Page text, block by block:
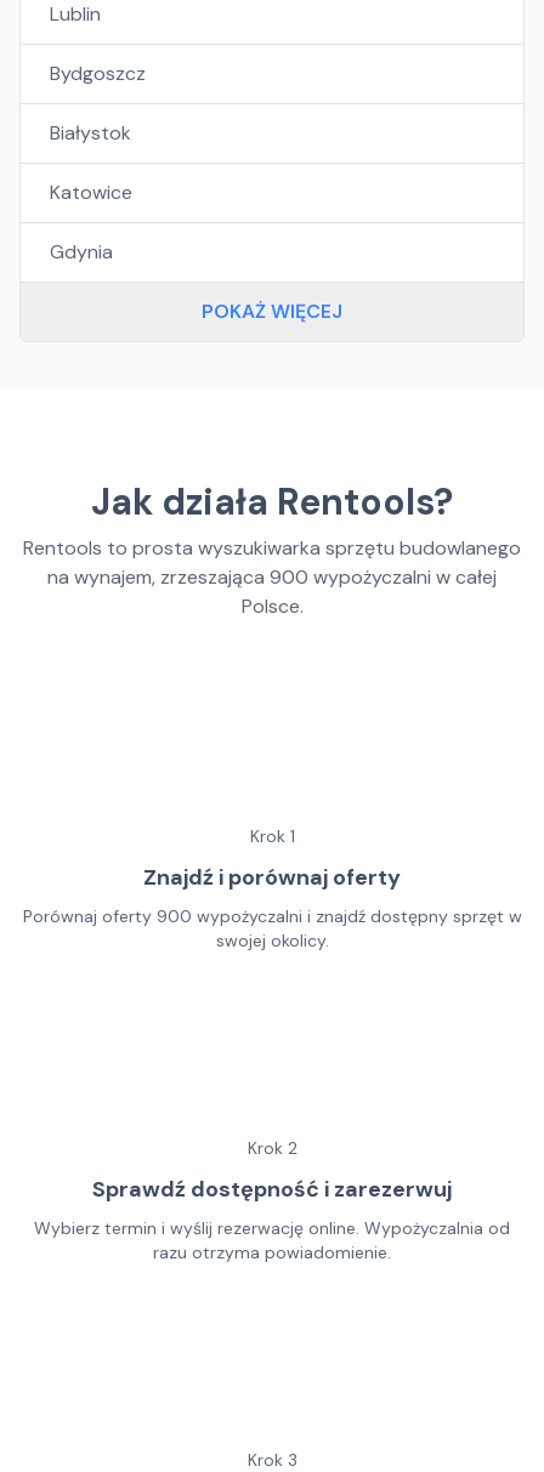
Lublin
Bydgoszcz
Białystok
Katowice
Gdynia
POKAŻ WIĘCEJ
Jak działa Rentools?
Rentools to prosta wyszukiwarka sprzętu budowlanego
na wynajem, zrzeszająca 900 wypożyczalni w całej
Polsce.
Krok 1
Znajdź i porównaj oferty
Porównaj oferty 900 wypożyczalni i znajdź dostępny sprzęt w
swojej okolicy.
Krok 2
Sprawdź dostępność i zarezerwuj
Wybierz termin i wyślij rezerwację online. Wypożyczalnia od
razu otrzyma powiadomienie.
Krok 3